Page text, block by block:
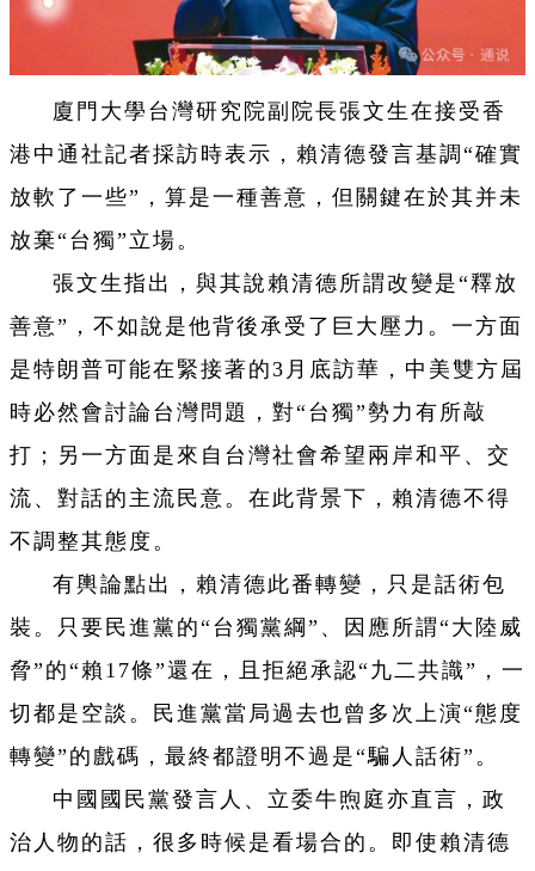
廈門大學台灣研究院副院長張文生在接受香
港中通社記者採訪時表示，賴清德發言基調“確實
放軟了一些”，算是一種善意，但關鍵在於其并未
放棄“台獨”立場。
張文生指出，與其說賴清德所謂改變是“釋放
善意”，不如說是他背後承受了巨大壓力。一方面
是特朗普可能在緊接著的3月底訪華，中美雙方屆
時必然會討論台灣問題，對“台獨”勢力有所敲
打；另一方面是來自台灣社會希望兩岸和平、交
流、對話的主流民意。在此背景下，賴清德不得
不調整其態度。
有輿論點出，賴清德此番轉變，只是話術包
裝。只要民進黨的“台獨黨綱”、因應所謂“大陸威
脅”的“賴17條”還在，且拒絕承認“九二共識”，一
切都是空談。民進黨當局過去也曾多次上演“態度
轉變”的戲碼，最終都證明不過是“騙人話術”。
中國國民黨發言人、立委牛煦庭亦直言，政
治人物的話，很多時候是看場合的。即使賴清德